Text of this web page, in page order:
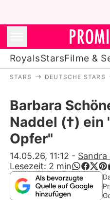
RoyalsStarsFilme &
Filme
Familie
STARS DEUTSCHE STARS
Barbara
Naddel (†) ein
Opfer"
14.05.26, 11:12 - Sandra
Lesezeit: 2 min